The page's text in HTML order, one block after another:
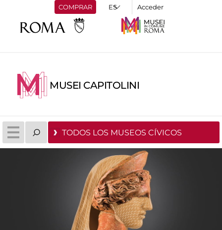
COMPRAR Acceder
MUSEI CAPITOLINI
TODOS LOS MUSEOS CÍVICOS